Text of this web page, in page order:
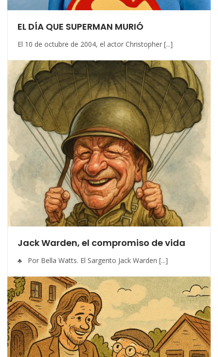
EL DÍA QUE SUPERMAN MURIÓ
El 10 de octubre de 2004, el actor Christopher [...]
Jack Warden, el compromiso de vida
♣ Por Bella Watts. El Sargento Jack Warden [...]